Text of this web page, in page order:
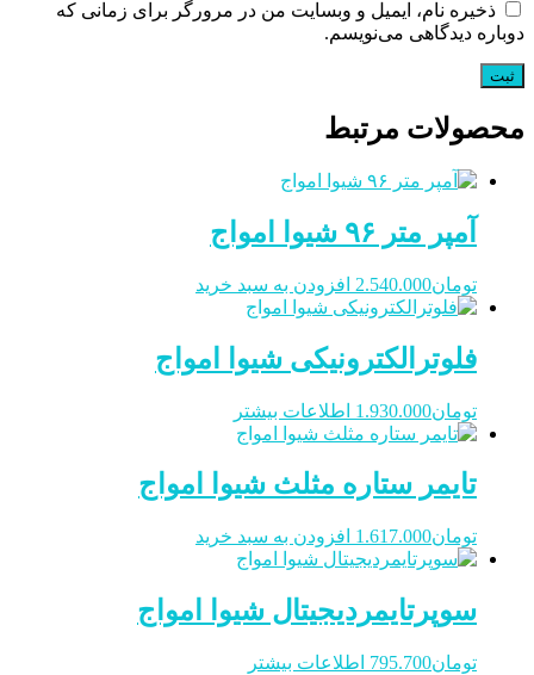
ذخیره نام، ایمیل و وبسایت من در مرورگر برای زمانی که
دوباره دیدگاهی می‌نویسم.
محصولات مرتبط
آمپر متر ۹۶ شیوا امواج
تومان2.540.000 افزودن به سبد خرید
فلوترالکترونیکی شیوا امواج
تومان1.930.000 اطلاعات بیشتر
تایمر ستاره مثلث شیوا امواج
تومان1.617.000 افزودن به سبد خرید
سوپرتایمردیجیتال شیوا امواج
تومان795.700 اطلاعات بیشتر